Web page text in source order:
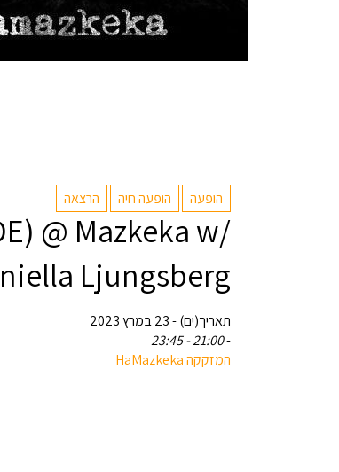
הופעה הופעה חיה הרצאה
@ Mazkeka w/
Ljungsberg
תאריך(ים) - 23 במרץ 2023
-
21:00 - 23:45
המזקקה HaMazkeka